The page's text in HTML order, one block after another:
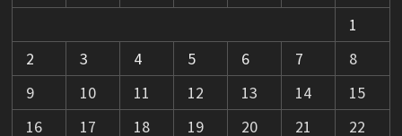
1
2
3 4 5 6 7
8
9
10 11 12 13 14
15
16
17 18 19 20 21
22